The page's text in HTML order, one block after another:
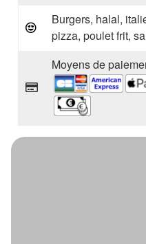
Burgers, halal,
pizza, poulet frit,
Moyens de